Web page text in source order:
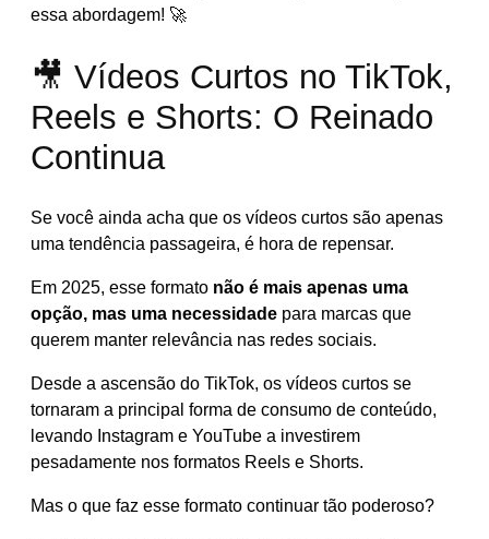
essa abordagem! 🚀
🎥 Vídeos Curtos no TikTok,
Reels e Shorts: O Reinado
Continua
Se você ainda acha que os vídeos curtos são apenas
uma tendência passageira, é hora de repensar.
Em 2025, esse formato não é mais apenas uma
opção, mas uma necessidade para marcas que
querem manter relevância nas redes sociais.
Desde a ascensão do TikTok, os vídeos curtos se
tornaram a principal forma de consumo de conteúdo,
levando Instagram e YouTube a investirem
pesadamente nos formatos Reels e Shorts.
Mas o que faz esse formato continuar tão poderoso?